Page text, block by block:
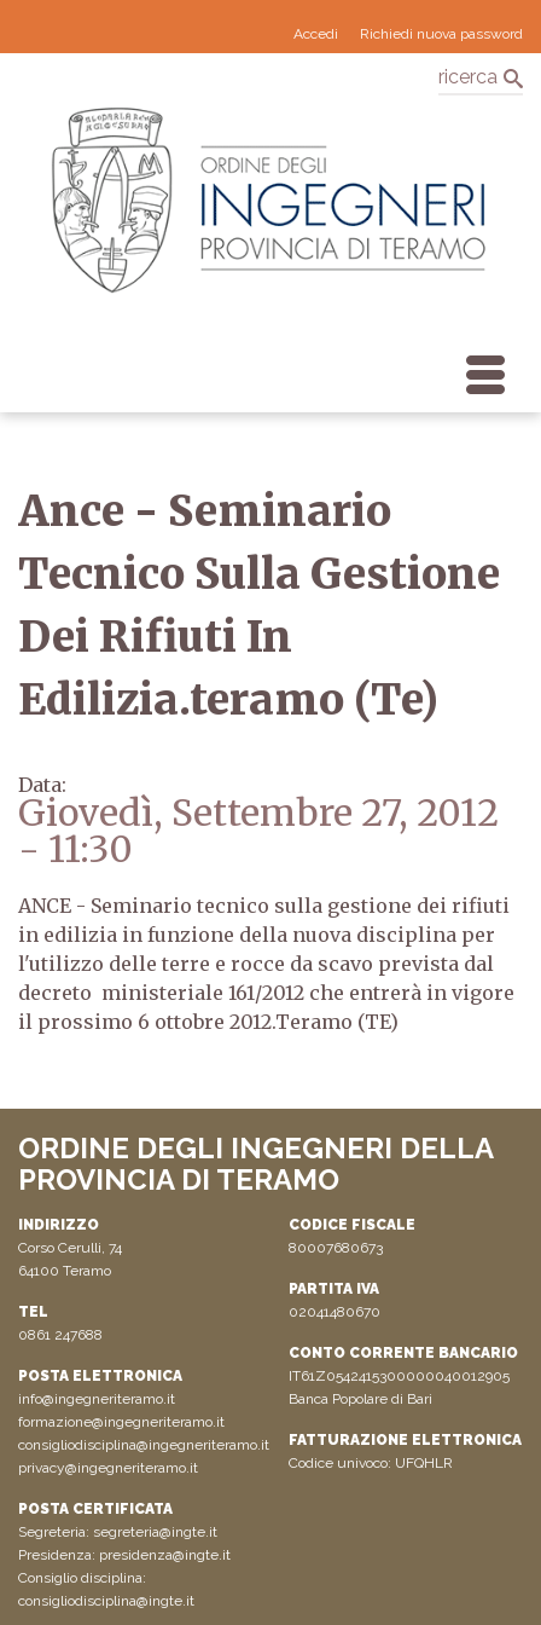
Accedi Richiedi nuova password
ricerca
Ance - Seminario
Tecnico Sulla Gestione
Dei Rifiuti In
Edilizia.teramo (Te)
Data:
Giovedì, Settembre 27, 2012
- 11:30
ANCE - Seminario tecnico sulla gestione dei rifiuti
in edilizia in funzione della nuova disciplina per
l'utilizzo delle terre e rocce da scavo prevista dal
decreto ministeriale 161/2012 che entrerà in vigore
il prossimo 6 ottobre 2012.Teramo (TE)
ORDINE DEGLI INGEGNERI DELLA
PROVINCIA DI TERAMO
INDIRIZZO
Corso Cerulli, 74
64100 Teramo
TEL
0861 247688
POSTA ELETTRONICA
info@ingegneriteramo.it
formazione@ingegneriteramo.it
consigliodisciplina@ingegneriteramo.it
privacy@ingegneriteramo.it
POSTA CERTIFICATA
Segreteria: segreteria@ingte.it
Presidenza: presidenza@ingte.it
Consiglio disciplina:
consigliodisciplina@ingte.it
CODICE FISCALE
80007680673
PARTITA IVA
02041480670
CONTO CORRENTE BANCARIO
IT61Z0542415300000040012905
Banca Popolare di Bari
FATTURAZIONE ELETTRONICA
Codice univoco: UFQHLR